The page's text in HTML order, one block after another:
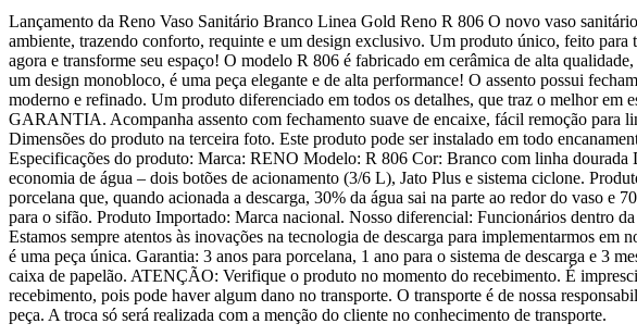
Lançamento da Reno Vaso Sanitário Branco Linea Gold Reno R 806 O novo vaso
ambiente, trazendo conforto, requinte e um design exclusivo. Um produto único, feito para
agora e transforme seu espaço! O modelo R 806 é fabricado em cerâmica de alta
um design monobloco, é uma peça elegante e de alta performance! O assento possui
moderno e refinado. Um produto diferenciado em todos os detalhes, que traz o melhor
GARANTIA. Acompanha assento com fechamento suave de encaixe, fácil remoção para
Dimensões do produto na terceira foto. Este produto pode ser instalado em todo
Especificações do produto: Marca: RENO Modelo: R 806 Cor: Branco com linha
economia de água – dois botões de acionamento (3/6 L), Jato Plus e sistema ciclone.
porcelana que, quando acionada a descarga, 30% da água sai na parte ao redor do vaso e
para o sifão. Produto Importado: Marca nacional. Nosso diferencial: Funcionários dentro
Estamos sempre atentos às inovações na tecnologia de descarga para implementarmos em
é uma peça única. Garantia: 3 anos para porcelana, 1 ano para o sistema de descarga e 3
caixa de papelão. ATENÇÃO: Verifique o produto no momento do recebimento. É
recebimento, pois pode haver algum dano no transporte. O transporte é de nossa
peça. A troca só será realizada com a menção do cliente no conhecimento de transporte.